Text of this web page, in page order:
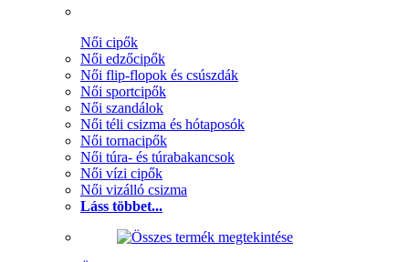
Női cipők
Női edzőcipők
Női flip-flopok és csúszdák
Női sportcipők
Női szandálok
Női téli csizma és hótaposók
Női tornacipők
Női túra- és túrabakancsok
Női vízi cipők
Női vizálló csizma
Láss többet...